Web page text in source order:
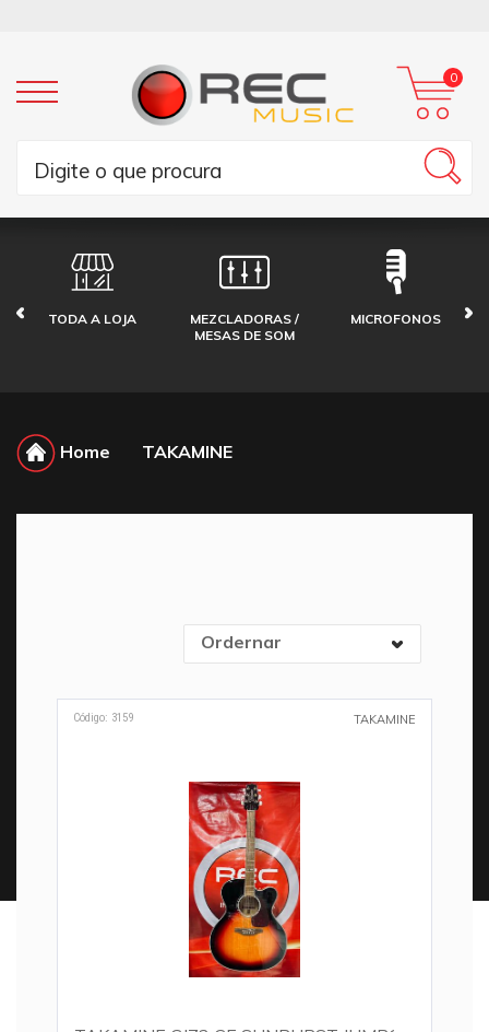
0
TODA A LOJA
MEZCLADORAS /
MESAS DE SOM
MICROFONOS
Home TAKAMINE
Ordernar
Código: 3159 TAKAMINE